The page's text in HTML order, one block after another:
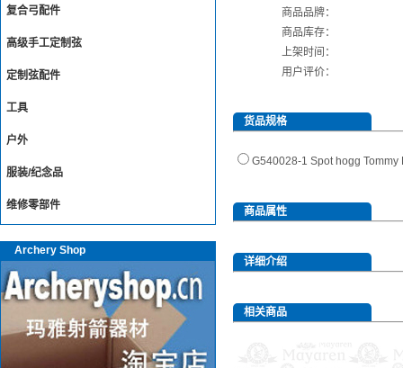
复合弓配件
高级手工定制弦
定制弦配件
工具
户外
服装/纪念品
维修零部件
Archery Shop
商品品牌：
商品库存：
上架时间：
用户评价：
货品规格
G540028-1 Spot hogg
商品属性
详细介绍
相关商品